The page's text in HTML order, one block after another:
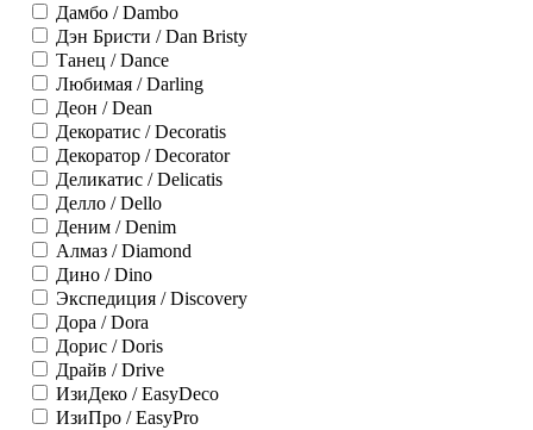
Дамбо / Dambo
Дэн Бристи / Dan Bristy
Танец / Dance
Любимая / Darling
Деон / Dean
Декоратис / Decoratis
Декоратор / Decorator
Деликатис / Delicatis
Делло / Dello
Деним / Denim
Алмаз / Diamond
Дино / Dino
Экспедиция / Discovery
Дора / Dora
Дорис / Doris
Драйв / Drive
ИзиДеко / EasyDeco
ИзиПро / EasyPro